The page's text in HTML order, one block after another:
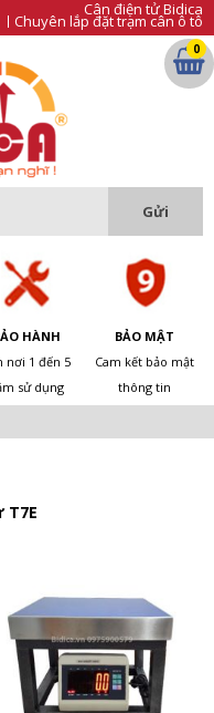
Cân điện tử Bidica
Chuyên lắp đặt trạm cân ô tô
HÀNH
nơi 1 đến 5
sử dụng
BẢO MẬT
Cam kết bảo mật
thông tin
0
T7E